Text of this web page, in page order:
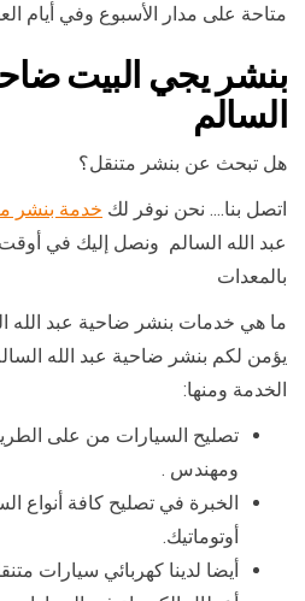
متاحة على مدار الأسبوع وفي أيام
بنشر يجي البيت
السالم
هل تبحث عن بنشر متنقل؟
اتصل بنا…. نحن نوفر لك خدمة بنشر
عبد الله السالم ونصل إليك في
بالمعدات
ما هي خدمات بنشر ضاحية عبد الله
يؤمن لكم بنشر ضاحية عبد الله
الخدمة ومنها:
تصليح السيارات من على
ومهندس .
الخبرة في تصليح كافة أنواع
أوتوماتيك.
أيضا لدينا كهربائي سيارات